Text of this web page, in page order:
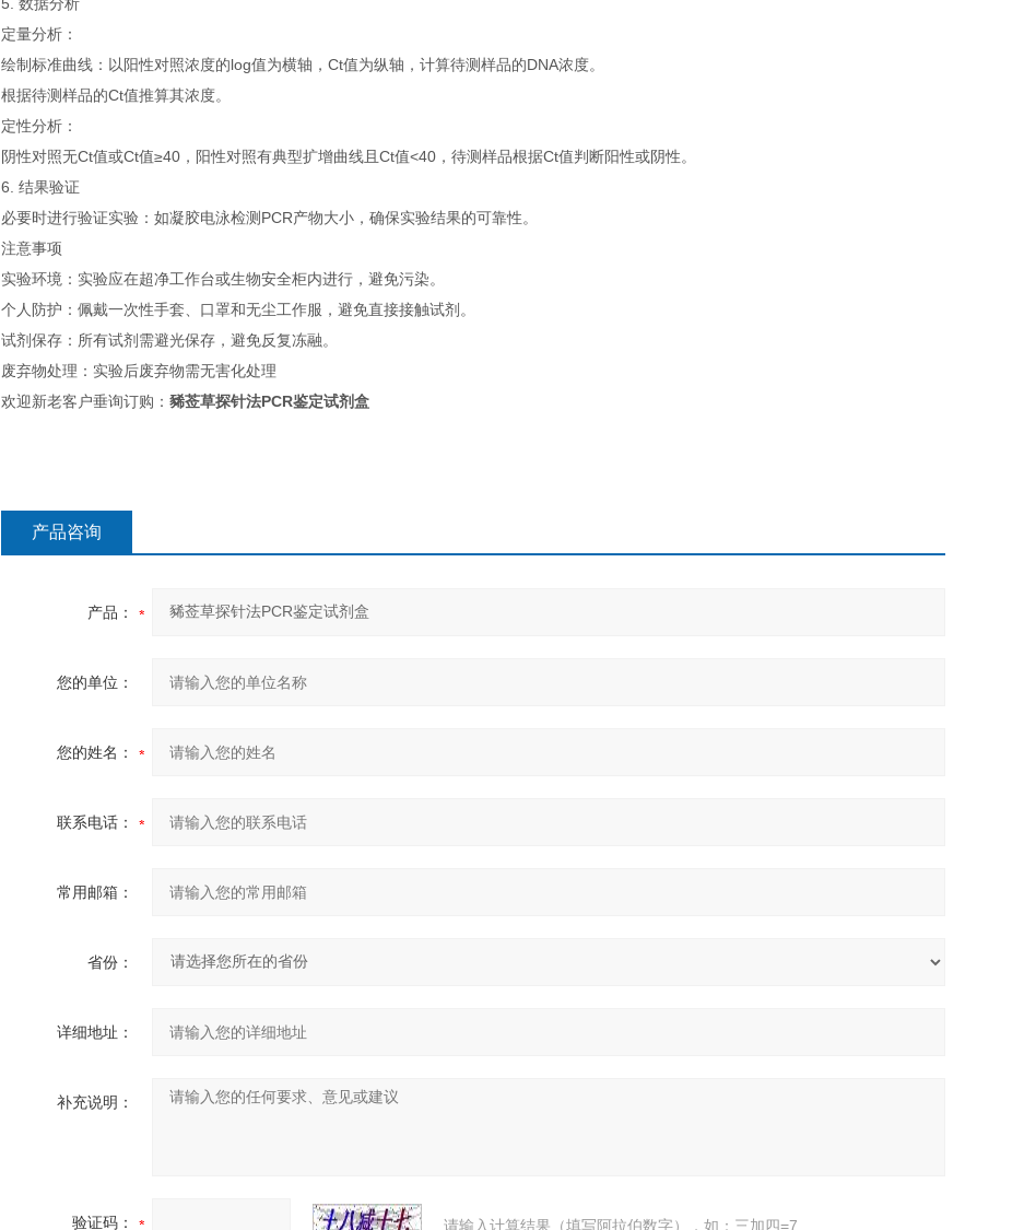
定量分析：
绘制标准曲线：以阳性对照浓度的log值为横轴，Ct值为纵轴，计算待测样品的DNA浓度。
根据待测样品的Ct值推算其浓度。
定性分析：
阴性对照无Ct值或Ct值≥40，阳性对照有典型扩增曲线且Ct值<40，待测样品根据Ct值判断阳性或阴性。
6. 结果验证
必要时进行验证实验：如凝胶电泳检测PCR产物大小，确保实验结果的可靠性。
注意事项
实验环境：实验应在超净工作台或生物安全柜内进行，避免污染。
个人防护：佩戴一次性手套、口罩和无尘工作服，避免直接接触试剂。
试剂保存：所有试剂需避光保存，避免反复冻融。
废弃物处理：实验后废弃物需无害化处理
欢迎新老客户垂询订购： 豨莶草探针法PCR鉴定试剂盒
产品咨询
产品：
您的单位：
您的姓名：
联系电话：
常用邮箱：
省份：
详细地址：
补充说明：
验证码： 请输入计算结果（填写阿拉伯数字），如：三加四=7